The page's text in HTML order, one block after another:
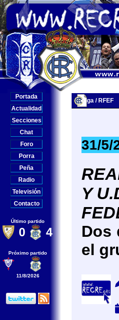
Último partido
0 4
Próximo partido
11/8/2026
Liga / RFEF
31/5/
Y
Dos
el
Portada
Actualidad
Secciones
Chat
Foro
Porra
Peña
Radio
Televisión
Contacto